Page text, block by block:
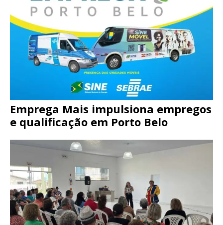
Emprega Mais impulsiona empregos
e qualificação em Porto Belo